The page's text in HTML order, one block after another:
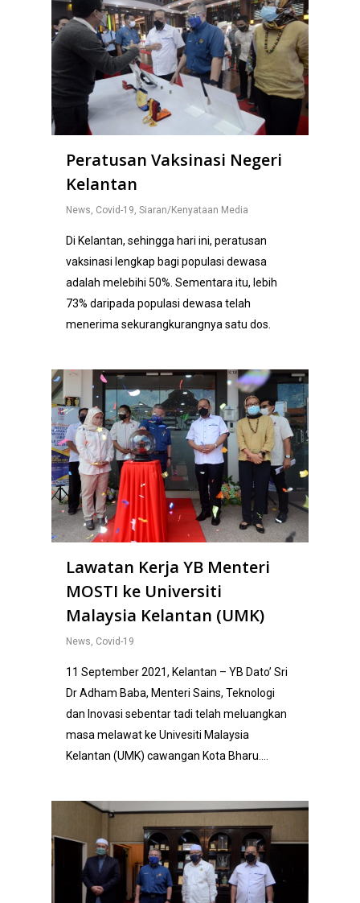
Peratusan Vaksinasi Negeri
Kelantan
News, Covid-19,Siaran/Kenyataan Media
Di Kelantan, sehingga hari ini, peratusan
vaksinasi lengkap bagi populasi dewasa
adalah melebihi 50%. Sementara itu, lebih
73% daripada populasi dewasa telah
menerima sekurangkurangnya satu dos.
Lawatan Kerja YB Menteri
MOSTI ke Universiti
Malaysia Kelantan (UMK)
News, Covid-19
11 September 2021, Kelantan – YB Dato’ Sri
Dr Adham Baba, Menteri Sains, Teknologi
dan Inovasi sebentar tadi telah meluangkan
masa melawat ke Univesiti Malaysia
Kelantan (UMK) cawangan Kota Bharu….